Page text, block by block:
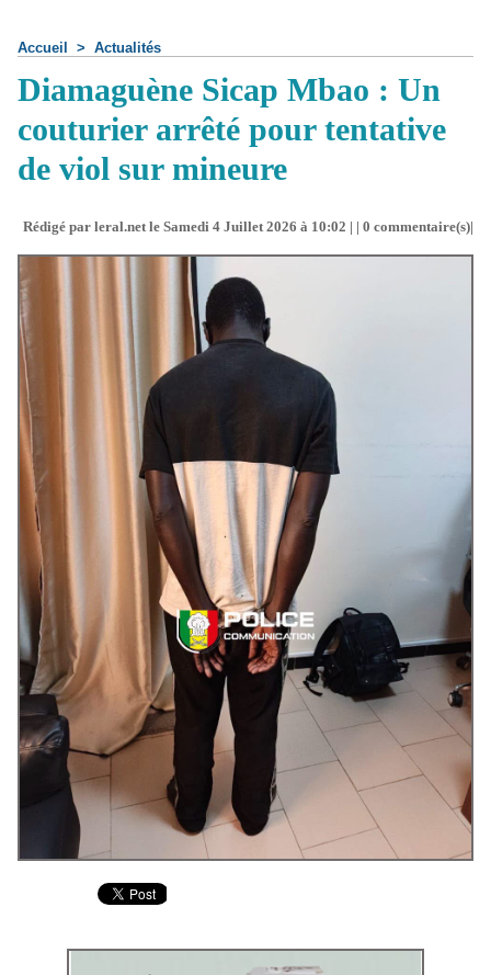
Accueil > Actualités
Diamaguène Sicap Mbao : Un
couturier arrêté pour tentative
de viol sur mineure
Rédigé par leral.net le Samedi 4 Juillet 2026 à 10:02 | | 0 commentaire(s)|